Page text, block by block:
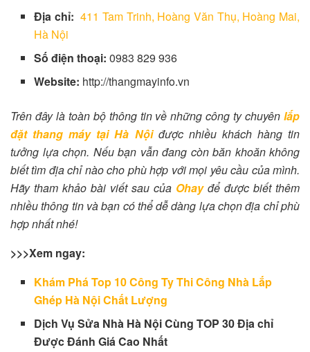
Địa chỉ: 411 Tam Trinh, Hoàng Văn Thụ, Hoàng Mai,
Hà Nội
Số điện thoại: 0983 829 936
Website: http://thangmayinfo.vn
Trên đây là toàn bộ thông tin về những công ty chuyên lắp
đặt thang máy tại Hà Nộiđược nhiều khách hàng tin
tưởng lựa chọn. Nếu bạn vẫn đang còn băn khoăn không
biết tìm địa chỉ nào cho phù hợp với mọi yêu cầu của mình.
Hãy tham khảo bài viết sau của Ohayđể được biết thêm
nhiều thông tin và bạn có thể dễ dàng lựa chọn địa chỉ phù
hợp nhất nhé!
>>>Xem ngay:
Khám Phá Top 10 Công Ty Thi Công Nhà Lắp
Ghép Hà Nội Chất Lượng
Dịch Vụ Sửa Nhà Hà Nội Cùng TOP 30 Địa chỉ
Được Đánh Giá Cao Nhất